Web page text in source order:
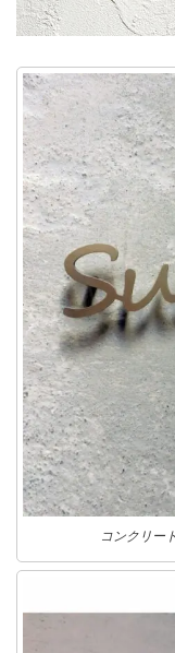
コンクリー